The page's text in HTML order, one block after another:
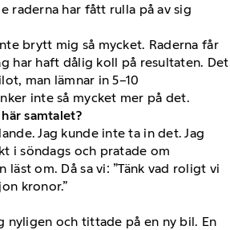
raderna har fått rulla på av sig
brytt mig så mycket. Raderna får
har haft dålig koll på resultaten. Det
man lämnar in 5–10
inte så mycket mer på det.
samtalet?
Jag kunde inte ta in det. Jag
i söndags och pratade om
läst om. Då sa vi: ”Tänk vad roligt vi
kronor.”
nyligen och tittade på en ny bil. En